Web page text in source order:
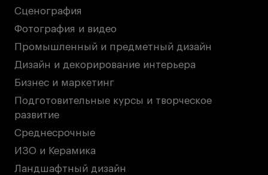
Войти в кампус
Получить сертификат
Дни открытых
Дни открытых
События
События
Сценография
Фотография и видео
Промышленный и предметный дизайн
Дизайн и декорирование интерьера
Бизнес и маркетинг
Подготовительные курсы и творческое
развитие
Среднесрочные
ИЗО и Керамика
Ландшафтный дизайн